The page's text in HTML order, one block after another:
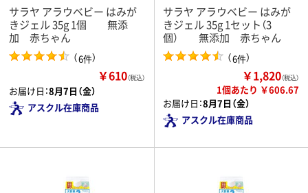
サラヤ アラウベビー はみが
きジェル 35g 1個 無添
加 赤ちゃん
（6件）
￥610（税込）
お届け日：8月7日（金）
アスクル在庫商品
サラヤ アラウベビー はみが
きジェル 35g 1セット（3
個） 無添加 赤ちゃん
（6件）
￥1,820（税込）
1個あたり ￥606.67
お届け日：8月7日（金）
アスクル在庫商品